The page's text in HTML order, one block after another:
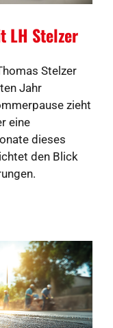
LH Stelzer
Stelzer
Jahr
zieht
eine
dieses
den Blick